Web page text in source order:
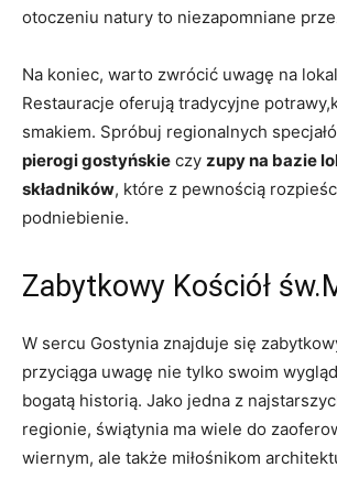
otoczeniu ​natury ​to niezapomniane
Na koniec, warto ⁢zwrócić uwagę na
Restauracje oferują tradycyjne
smakiem. Spróbuj regionalnych
pierogi gostyńskie czy zupy na bazie
składników, które z pewnością⁣
podniebienie.
Zabytkowy Kościół
W sercu Gostynia znajduje się
przyciąga uwagę ‍nie tylko swoim
bogatą historią.​ Jako jedna​ z
regionie,​ świątynia‌ ma​ wiele do
wiernym, ale także miłośnikom